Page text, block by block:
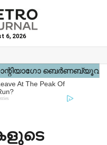
6, 2026